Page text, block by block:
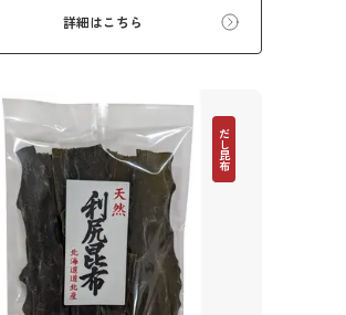
詳細はこちら
だし昆布